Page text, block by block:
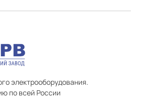
электрооборудования.
по всей России